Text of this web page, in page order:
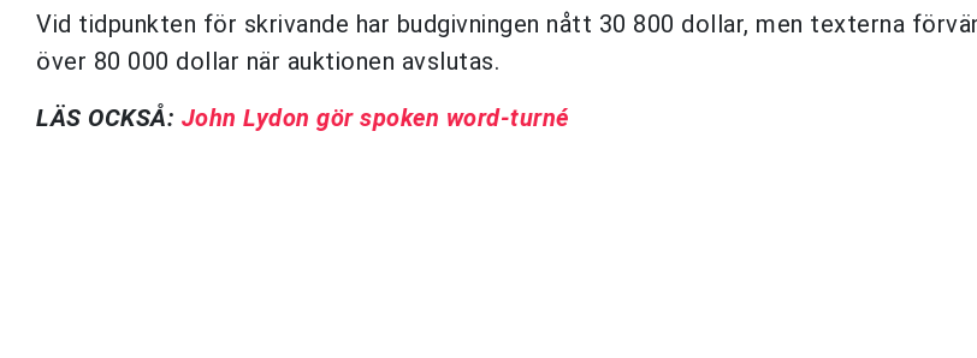
Vid tidpunkten för skrivande har budgivningen nått 30 800 dollar, men texterna
över 80 000 dollar när auktionen avslutas.
LÄS OCKSÅ: John Lydon gör spoken word-turné